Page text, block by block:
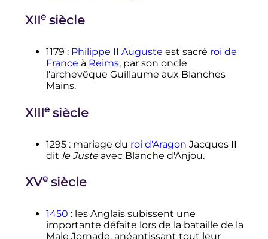
XIIe siècle
1179 : Philippe II Auguste est sacré roi de
France à Reims, par son oncle
l'archevêque Guillaume aux Blanches
Mains.
XIIIe siècle
1295 : mariage du roi d'Aragon Jacques II
dit le Justeavec Blanche d'Anjou.
XVe siècle
1450 : les Anglais subissent une
importante défaite lors de la bataille de la
Male Jornade, anéantissant tout leur